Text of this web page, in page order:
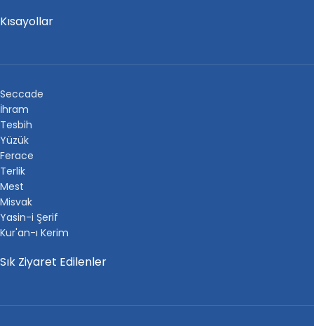
Kısayollar
Seccade
İhram
Tesbih
Yüzük
Ferace
Terlik
Mest
Misvak
Yasin-i Şerif
Kur'an-ı Kerim
Sık Ziyaret Edilenler